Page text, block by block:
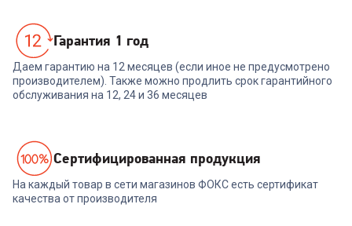
Гарантия 1 год
Даем гарантию на 12 месяцев (если иное не предусмотрено
производителем). Также можно продлить срок гарантийного
обслуживания на 12, 24 и 36 месяцев
Cертифицированная продукция
На каждый товар в сети магазинов ФОКС есть сертификат
качества от производителя